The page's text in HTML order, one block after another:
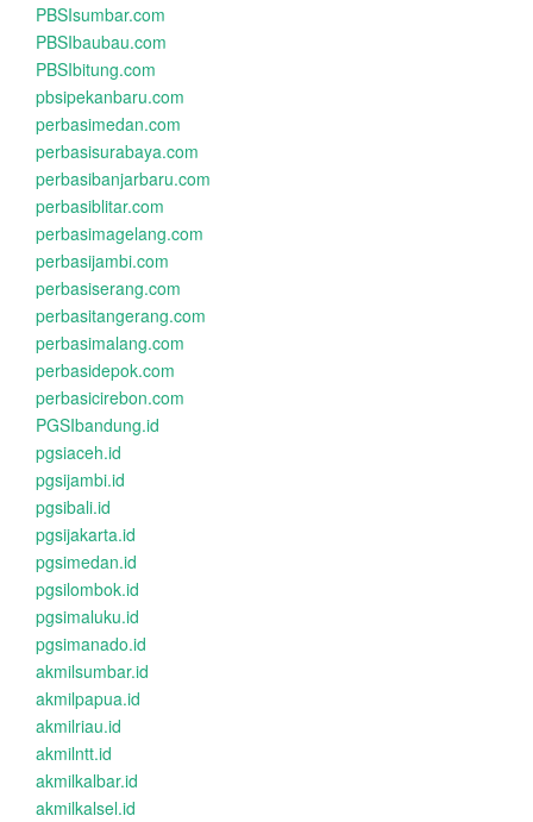
PBSIsumbar.com
PBSIbaubau.com
PBSIbitung.com
pbsipekanbaru.com
perbasimedan.com
perbasisurabaya.com
perbasibanjarbaru.com
perbasiblitar.com
perbasimagelang.com
perbasijambi.com
perbasiserang.com
perbasitangerang.com
perbasimalang.com
perbasidepok.com
perbasicirebon.com
PGSIbandung.id
pgsiaceh.id
pgsijambi.id
pgsibali.id
pgsijakarta.id
pgsimedan.id
pgsilombok.id
pgsimaluku.id
pgsimanado.id
akmilsumbar.id
akmilpapua.id
akmilriau.id
akmilntt.id
akmilkalbar.id
akmilkalsel.id